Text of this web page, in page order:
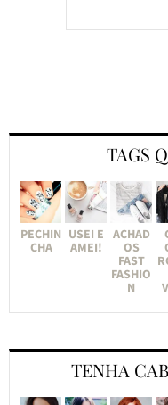
TAGS
PECHIN
CHA
USEI E
AMEI!
ACHAD
OS
FAST
FASHIO
N
TENHA